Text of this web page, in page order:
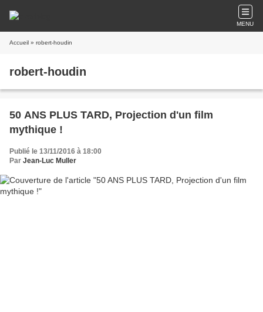
MENU
Accueil » robert-houdin
robert-houdin
50 ANS PLUS TARD, Projection d'un film
mythique !
Publié le 13/11/2016 à 18:00
Par Jean-Luc Muller